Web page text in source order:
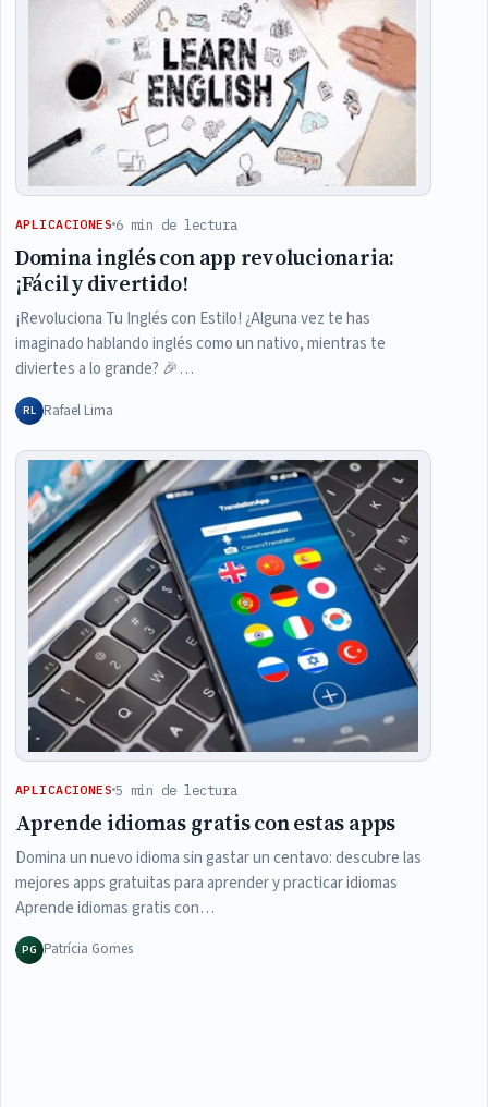
APLICACIONES 6 min de lectura
Domina inglés con app revolucionaria:
¡Fácil y divertido!
¡Revoluciona Tu Inglés con Estilo! ¿Alguna vez te has
imaginado hablando inglés como un nativo, mientras te
diviertes a lo grande? 🎉…
RL Rafael Lima
APLICACIONES 5 min de lectura
Aprende idiomas gratis con estas apps
Domina un nuevo idioma sin gastar un centavo: descubre las
mejores apps gratuitas para aprender y practicar idiomas
Aprende idiomas gratis con…
PG Patrícia Gomes